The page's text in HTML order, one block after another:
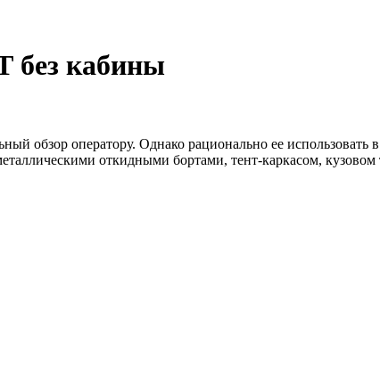
без кабины
обзор оператору. Однако рационально ее
откидными бортами, тент-каркасом,